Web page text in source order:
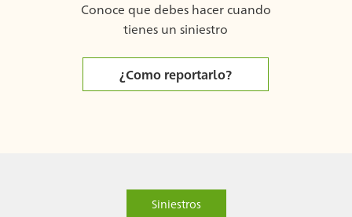
Conoce que debes hacer cuando
tienes un siniestro
¿Como reportarlo?
Siniestros